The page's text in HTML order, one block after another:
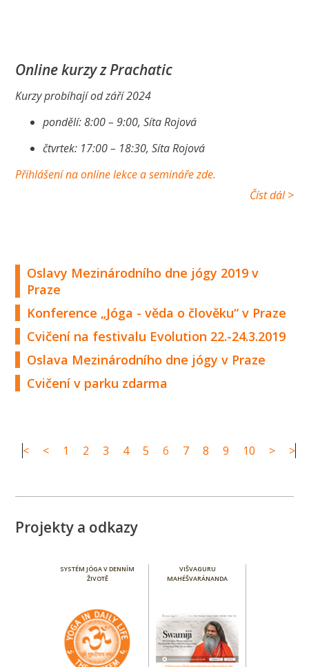
Online kurzy z Prachatic
Kurzy probíhají od září 2024
pondělí: 8:00 – 9:00, Síta Rojová
čtvrtek: 17:00 – 18:30, Síta Rojová
Přihlášení na online lekce a semináře zde.
Číst dál >
Oslavy Mezinárodního dne jógy 2019 v
Praze
Konference „Jóga - věda o člověku“ v Praze
Cvičení na festivalu Evolution 22.-24.3.2019
Oslava Mezinárodního dne jógy v Praze
Cvičení v parku zdarma
< < 1 2 3 4 5 6 7 8 9 10 > >
Projekty a odkazy
SYSTÉM JÓGA V DENNÍM
ŽIVOTĚ
VIŠVAGURU
MAHÉŠVARÁNANDA